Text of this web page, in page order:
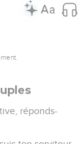
réponds-